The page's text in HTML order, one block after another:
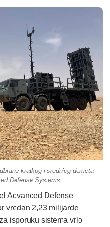
kratkog i srednjeg dometa.
Defense Systems
Advanced Defense
vredan 2,23 milijarde
isporuku sistema vrlo